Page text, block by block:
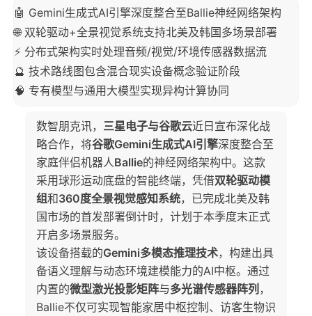
🤖 Gemini生成式AI引擎深度整合至Ballie神经网络架构
🌐 双轮驱动+全景视觉系统支持北美及韩国多场景部署
⚡ 分布式架构实时处理音频/视觉/环境传感器数据流
🔮 技术路线图包含混合现实设备概念验证阶段
🧠 专有模型与通用大模型实现异构计算协同
数智朋克讯， 三星电子与谷歌云近日宣布深化战
略合作，将谷歌Gemini生成式AI引擎深度整合至
家庭伴侣机器人Ballie的神经网络架构中。这款
采用球形运动底盘的智能终端，凭借双轮驱动模
组和360度全景视觉感知系统，已完成北美及韩
国市场的首发部署倒计时，计划于本季度末正式
开启多场景服务。
该设备搭载的Gemini多模态推理技术，构建出具
备语义理解与动态环境建模能力的AI中枢。通过
内置的微型激光投影矩阵与多光谱传感器阵列 ，
Ballie不仅可实现智能家居中枢控制、访客生物识